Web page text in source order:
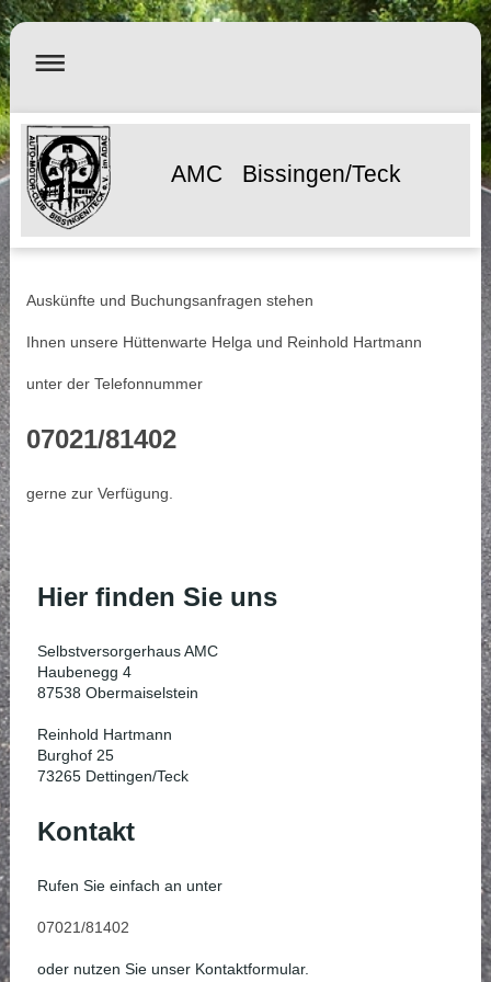
AMC Bissingen/Teck
Auskünfte und Buchungsanfragen stehen
Ihnen unsere Hüttenwarte Helga und Reinhold Hartmann
unter der Telefonnummer
07021/81402
gerne zur Verfügung.
Hier finden Sie uns
Selbstversorgerhaus AMC
Haubenegg 4
87538 Obermaiselstein
Reinhold Hartmann
Burghof 25
73265 Dettingen/Teck
Kontakt
Rufen Sie einfach an unter
07021/81402
oder nutzen Sie unser Kontaktformular.